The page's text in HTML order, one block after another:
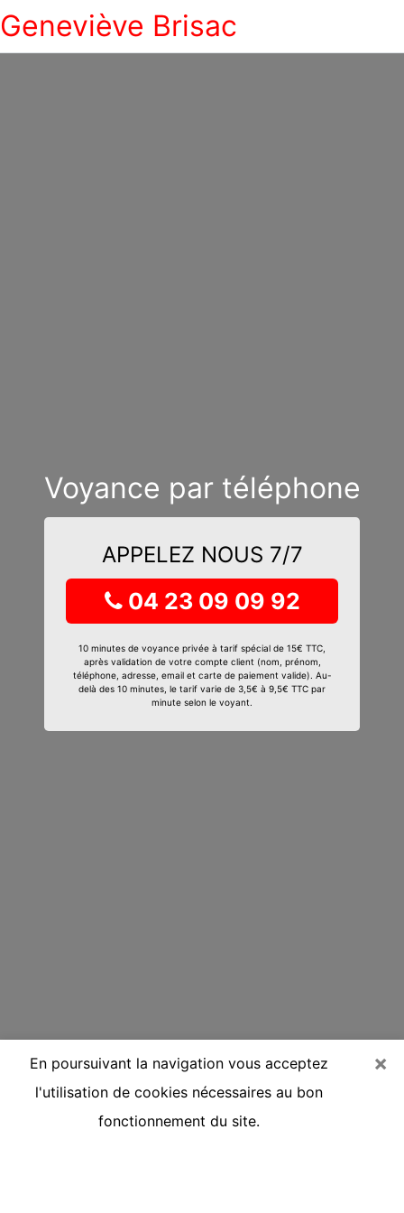
Geneviève Brisac
Voyance par téléphone
APPELEZ NOUS 7/7
04 23 09 09 92
10 minutes de voyance privée à tarif spécial de 15€ TTC,
après validation de votre compte client (nom, prénom,
téléphone, adresse, email et carte de paiement valide). Au-
delà des 10 minutes, le tarif varie de 3,5€ à 9,5€ TTC par
minute selon le voyant.
×
En poursuivant la navigation vous acceptez
l'utilisation de cookies nécessaires au bon
fonctionnement du site.